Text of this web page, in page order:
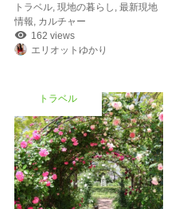
トラベル ,現地の暮らし ,最新現地
情報 カルチャー
162 views
エリオットゆかり
トラベル